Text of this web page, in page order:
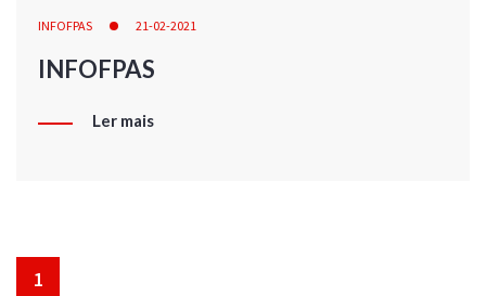
INFOFPAS 21-02-2021
INFOFPAS
Ler mais
1